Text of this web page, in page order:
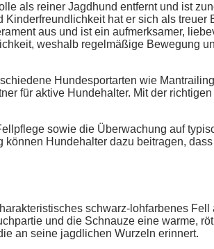
als reiner Jagdhund entfernt und ist
hat er sich als
aus und ist ein aufmerksamer,
weshalb regelmäßige Bewegung
Hundesportarten wie
für aktive Hundehalter. Mit der
sowie die Überwachung auf
Hundehalter dazu beitragen,
schwarz-lohfarbenes
und die Schnauze eine warme,
an seine jagdlichen Wurzeln erinnert.